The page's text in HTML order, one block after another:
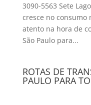
3090-5563 Sete
cresce no consumo
atento na hora de
São Paulo para...
ROTAS DE
PAULO PARA